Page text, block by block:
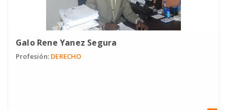
Galo Rene Yanez Segura
Profesión: DERECHO